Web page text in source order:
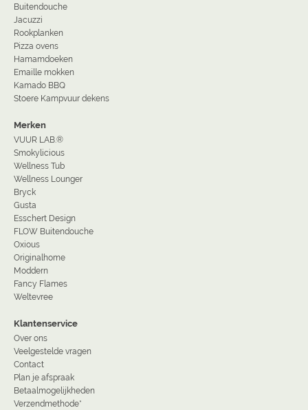
Buitendouche
Jacuzzi
Rookplanken
Pizza ovens
Hamamdoeken
Emaille mokken
Kamado BBQ
Stoere Kampvuur dekens
Merken
VUUR LAB.®
Smokylicious
Wellness Tub
Wellness Lounger
Bryck
Gusta
Esschert Design
FLOW Buitendouche
Oxious
Originalhome
Moddern
Fancy Flames
Weltevree
Klantenservice
Over ons
Veelgestelde vragen
Contact
Plan je afspraak
Betaalmogelijkheden
Verzendmethode*